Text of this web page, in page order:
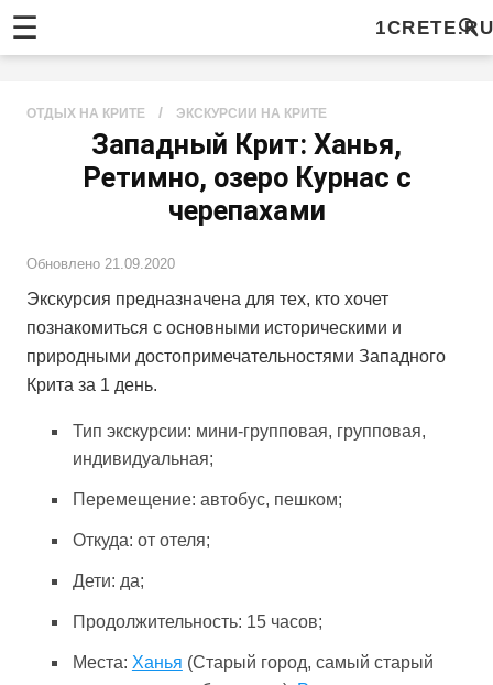
☰
ОТДЫХ НА КРИТЕ / ЭКСКУРСИИ НА КРИТЕ
Западный Крит: Ханья,
Ретимно, озеро Курнас с
черепахами
Обновлено21.09.2020
Экскурсия предназначена для тех, кто хочет
познакомиться с основными историческими и
природными достопримечательностями Западного
Крита за 1 день.
Тип экскурсии: мини-групповая, групповая,
индивидуальная;
Перемещение: автобус, пешком;
Откуда: от отеля;
Дети: да;
Продолжительность: 15 часов;
Места: Ханья (Старый город, самый старый